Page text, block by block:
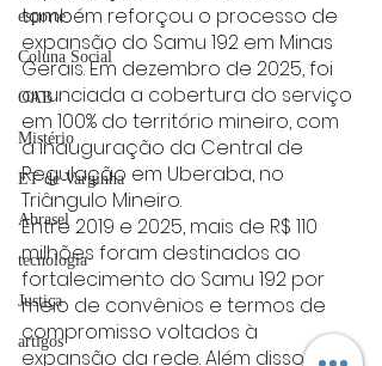
esporte
Coluna Social
OAB
Mistério
ET de Varginha
Abrasel
tecnologia
Justiça
artigos
também reforçou o processo de
expansão do Samu 192 em Minas
Gerais. Em dezembro de 2025, foi
anunciada a cobertura do serviço
em 100% do território mineiro, com
a inauguração da Central de
Regulação em Uberaba, no
Triângulo Mineiro.
Entre 2019 e 2025, mais de R$ 110
milhões foram destinados ao
fortalecimento do Samu 192 por
meio de convênios e termos de
compromisso voltados à
expansão da rede. Além disso,